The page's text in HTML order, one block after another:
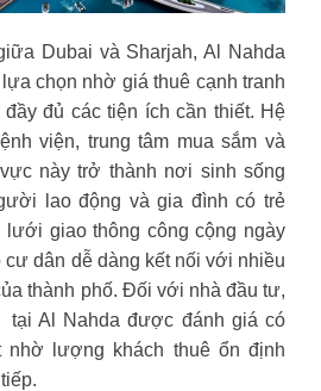
Dubai và Sharjah, Al Nahda
chọn nhờ giá thuê cạnh tranh
đủ các tiện ích cần thiết. Hệ
viện, trung tâm mua sắm và
này trở thành nơi sinh sống
lao động và gia đình có trẻ
lưới giao thông công cộng ngày
cư dân dễ dàng kết nối với nhiều
thành phố. Đối với nhà đầu tư,
tại Al Nahda được đánh giá có
nhờ lượng khách thuê ổn định